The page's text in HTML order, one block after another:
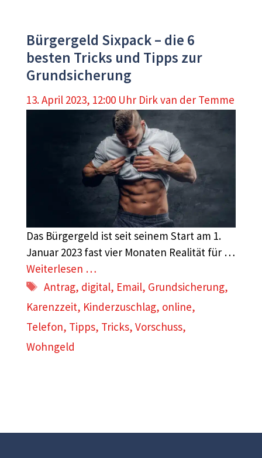
Bürgergeld Sixpack – die 6
besten Tricks und Tipps zur
Grundsicherung
13. April 2023, 12:00 Uhr Dirk van der Temme
Das Bürgergeld ist seit seinem Start am 1.
Januar 2023 fast vier Monaten Realität für …
Weiterlesen …
Schlagwörter
Antrag, digital, Email, Grundsicherung,
Karenzzeit, Kinderzuschlag, online,
Telefon, Tipps, Tricks, Vorschuss,
Wohngeld